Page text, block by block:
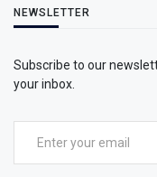
NEWSLETTER
Subscribe to our
your inbox.